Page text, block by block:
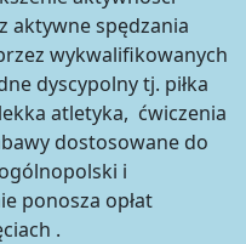
aktywne spędzania
wykwalifikowanych
dyscypolny tj. piłka
atletyka, ćwiczenia
dostosowane do
i
ponosza opłat
.